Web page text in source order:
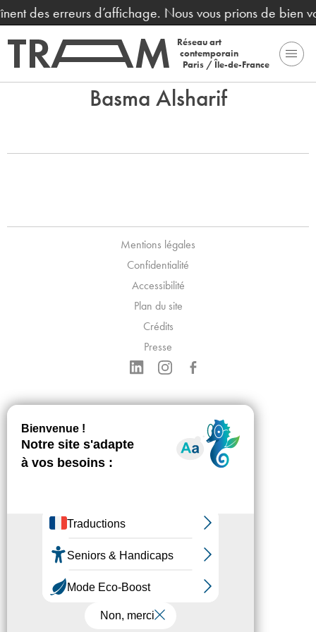
des erreurs d’affichage. Nous vous prions de bien
Réseau art
contemporain
Paris / Île-de-France
Basma Alsharif
Mentions légales
Confidentialité
Accessibilité
Plan du site
Crédits
Presse